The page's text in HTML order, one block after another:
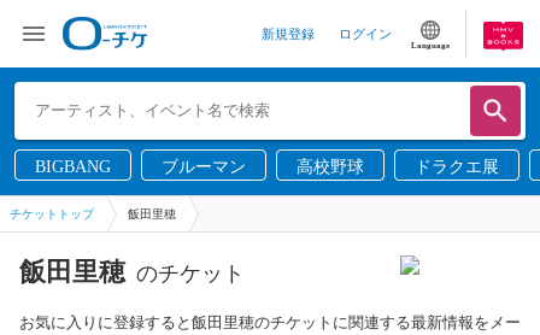
新規登録 ログイン
Language
BIGBANG ブルーマン 高校野球 ドラクエ展
チケットトップ 飯田里穂
飯田里穂 のチケット
お気に入りに登録すると飯田里穂のチケットに関連する最新情報をメー